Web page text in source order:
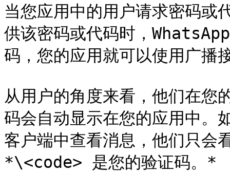
当您应用中的用户请求密码或
供该密码或代码时，
码，您的应用就可以使用广播
从用户的角度来看，他们在您
码会自动显示在您的应用中。
客户端中查看消息，他们只会
*\<code> 是您的验证码。*